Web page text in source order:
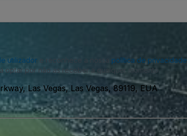
utilizador política de privacidade
optar por não as receber a qualquer momento.
Las Vegas, Las Vegas, 89119, EUA